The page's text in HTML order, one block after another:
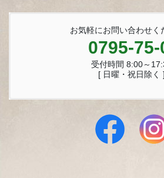
お気軽にお問い合わせく
0795-
受付時間 8:00～
[ 日曜・祝日除く ]